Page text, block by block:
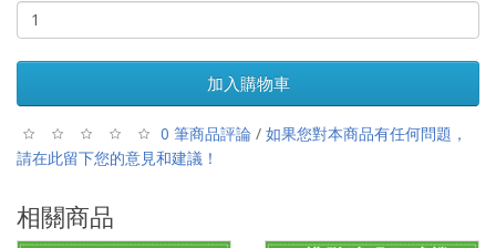
加入購物車
0 筆商品評論 / 如果您對本商品有任何問題，
請在此留下您的意見和建議！
相關商品